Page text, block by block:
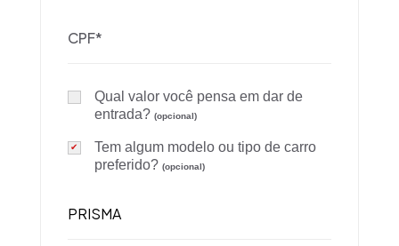
Qual valor você pensa em dar de
entrada? (opcional)
Tem algum modelo ou tipo de carro
preferido? (opcional)